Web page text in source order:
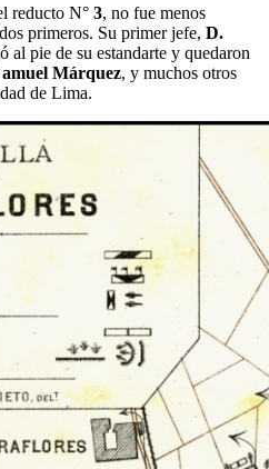
reducto N° 3, no fue menos
primeros. Su primer jefe, D.
al pie de su estandarte y quedaron
amuel Márquez, y muchos otros
de Lima.